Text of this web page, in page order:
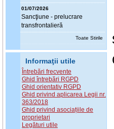
01/07/2026
Sancţiune - prelucrare
transfrontalieră
Toate Stirile
Informaţii utile
Întrebări frecvente
Ghid întrebări RGPD
Ghid orientativ RGPD
Ghid privind aplicarea Legii nr.
363/2018
Ghid privind asociațiile de
proprietari
Legături utile